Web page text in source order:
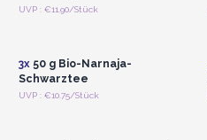
UVP : €11.90/StückAnmelden oder
3x50 g Bio-Narnaja-
Schwarztee
UVP : €10.75/StückAnmelden oder